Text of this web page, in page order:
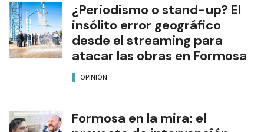
¿Periodismo o stand-up? El
insólito error geográfico
desde el streaming para
atacar las obras en Formosa
OPINIÓN
Formosa en la mira: el